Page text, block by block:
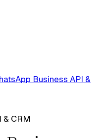
Business API &
& CRM